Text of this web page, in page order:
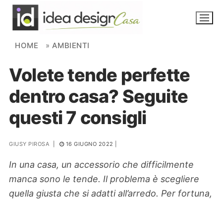
Skip to content
NOVITÀ
AMBIENTI
FAI DA TE
PIANTE
Ortaggio
Search for:
HOME » AMBIENTI
Volete tende perfette
dentro casa? Seguite
questi 7 consigli
GIUSY PIROSA 16 GIUGNO 2022
In una casa, un accessorio che difficilmente
manca sono le tende. Il problema è scegliere
quella giusta che si adatti all’arredo. Per fortuna,